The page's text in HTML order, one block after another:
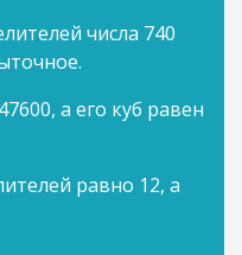
числа 740
а его куб равен
равно 12, а